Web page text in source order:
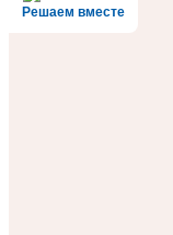
Решаем вместе